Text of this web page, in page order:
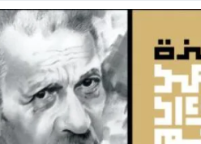
18:16 وليد منصور يتفاوض مع نجمة
19:34 د. جمال شعبان لطلاب الثانوية
14:19 8 أغسطس.. “Viral Star” تطلق موسمها الثالث من القاهرة لأول مرة بمشاركة أبرز صناع المحتوى العرب
12:17 خبير الذكاء الاصطناعي والأمن